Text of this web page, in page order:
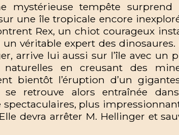
mystérieuse tempête
une île tropicale encore
Rex, un chiot courageux
un véritable expert des
arrive lui aussi sur l’île avec un
naturelles en creusant des
bientôt l’éruption d’un
se retrouve alors entraînée
spectaculaires, plus
devra arrêter M. Hellinger et